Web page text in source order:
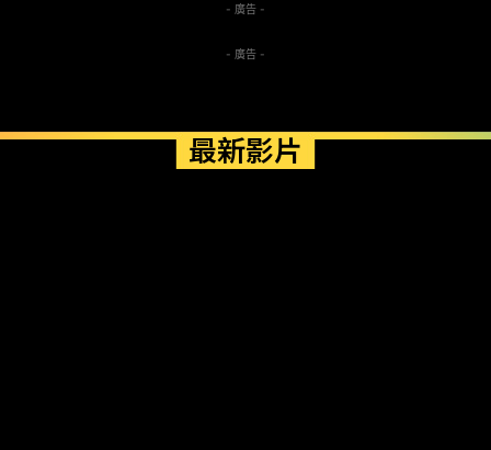
- 廣告 -
- 廣告 -
最新影片